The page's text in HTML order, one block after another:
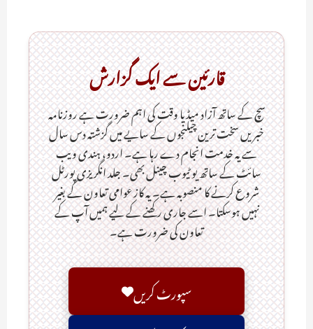
قارئین سے ایک گزارش
سچ کے ساتھ آزاد میڈیا وقت کی اہم ضرورت ہےـ روزنامہ
خبریں سخت ترین چیلنجوں کے سایے میں گزشتہ دس سال
سے یہ خدمت انجام دے رہا ہے۔ اردو، ہندی ویب
سائٹ کے ساتھ یو ٹیوب چینل بھی۔ جلد انگریزی پورٹل
شروع کرنے کا منصوبہ ہے۔ یہ کاز عوامی تعاون کے بغیر
نہیں ہوسکتا۔ اسے جاری رکھنے کے لیے ہمیں آپ کے
تعاون کی ضرورت ہے۔
سپورٹ کریں